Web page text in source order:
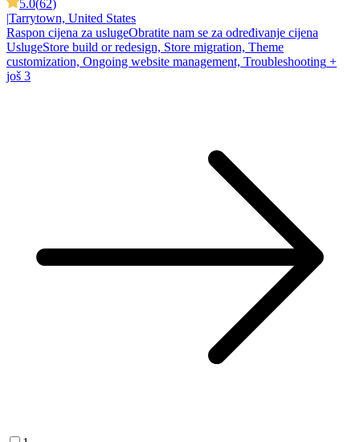
5.0(62)
|Tarrytown, United States
Raspon cijena za uslugeObratite nam se za određivanje cijena
UslugeStore build or redesign, Store migration, Theme
customization, Ongoing website management, Troubleshooting +
još 3